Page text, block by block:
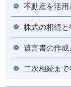
不動産を活
株式の相続
遺言書の作
二次相続ま